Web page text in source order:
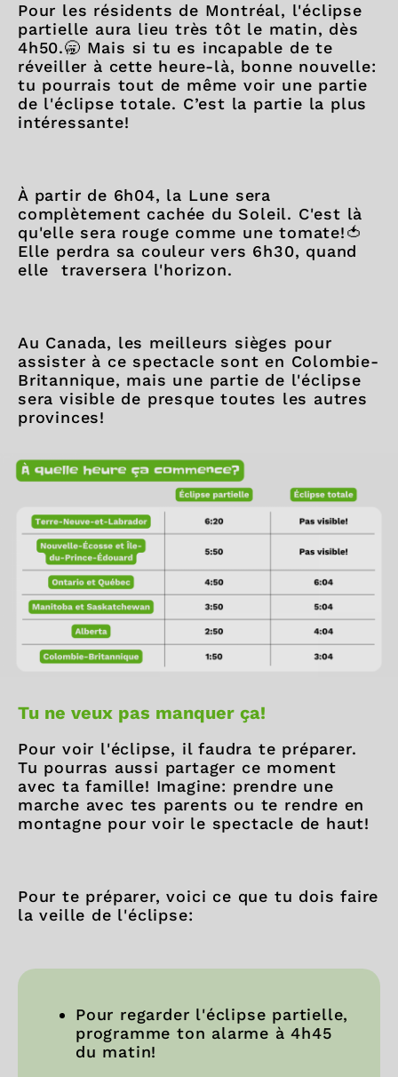
Pour les résidents de Montréal, l'éclipse
partielle aura lieu très tôt le matin, dès
4h50.🥱 Mais si tu es incapable de te
réveiller à cette heure-là, bonne nouvelle:
tu pourrais tout de même voir une partie
de l'éclipse totale. C’est la partie la plus
intéressante!
À partir de 6h04, la Lune sera
complètement cachée du Soleil. C'est là
qu'elle sera rouge comme une tomate!🍅
Elle perdra sa couleur vers 6h30, quand
elle traversera l'horizon.
Au Canada, les meilleurs sièges pour
assister à ce spectacle sont en Colombie-
Britannique, mais une partie de l'éclipse
sera visible de presque toutes les autres
provinces!
Tu ne veux pas manquer ça!
Pour voir l'éclipse, il faudra te préparer.
Tu pourras aussi partager ce moment
avec ta famille! Imagine: prendre une
marche avec tes parents ou te rendre en
montagne pour voir le spectacle de haut!
Pour te préparer, voici ce que tu dois faire
la veille de l'éclipse:
Pour regarder l'éclipse partielle,
programme ton alarme à 4h45
du matin!